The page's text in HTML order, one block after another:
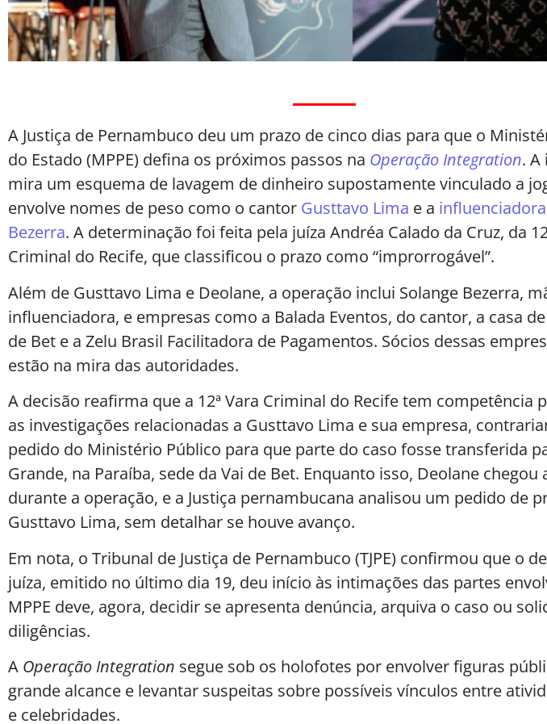
A Justiça de Pernambuco deu um prazo de cinco dias para que o
do Estado (MPPE) defina os próximos passos na Operação Integration. A
mira um esquema de lavagem de dinheiro supostamente vinculado a
envolve nomes de peso como o cantor Gusttavo Lima e a
Bezerra. A determinação foi feita pela juíza Andréa Calado da Cruz, da
Criminal do Recife, que classificou o prazo como “improrrogável”.
Além de Gusttavo Lima e Deolane, a operação inclui Solange Bezerra,
influenciadora, e empresas como a Balada Eventos, do cantor, a casa
de Bet e a Zelu Brasil Facilitadora de Pagamentos. Sócios dessas
estão na mira das autoridades.
A decisão reafirma que a 12ª Vara Criminal do Recife tem competência
as investigações relacionadas a Gusttavo Lima e sua empresa,
pedido do Ministério Público para que parte do caso fosse transferida
Grande, na Paraíba, sede da Vai de Bet. Enquanto isso, Deolane chegou
durante a operação, e a Justiça pernambucana analisou um pedido de
Gusttavo Lima, sem detalhar se houve avanço.
Em nota, o Tribunal de Justiça de Pernambuco (TJPE) confirmou que o
juíza, emitido no último dia 19, deu início às intimações das partes
MPPE deve, agora, decidir se apresenta denúncia, arquiva o caso ou
diligências.
A Operação Integration segue sob os holofotes por envolver figuras
grande alcance e levantar suspeitas sobre possíveis vínculos entre
e celebridades.